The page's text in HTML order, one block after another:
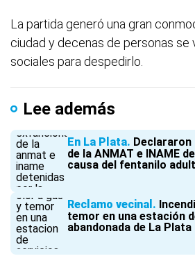
La partida generó una gran
ciudad y decenas de personas se
sociales para despedirlo.
Lee además
En La Plata
de la ANMAT e INAME
causa del fentanilo
Reclamo vecinal
temor en una estación
abandonada de La Plata